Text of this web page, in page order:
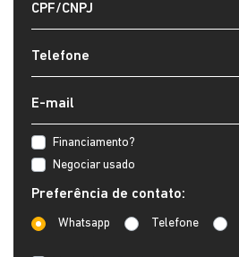
Financiamento?
Negociar usado
Preferência de contato:
Whatsapp Telefone